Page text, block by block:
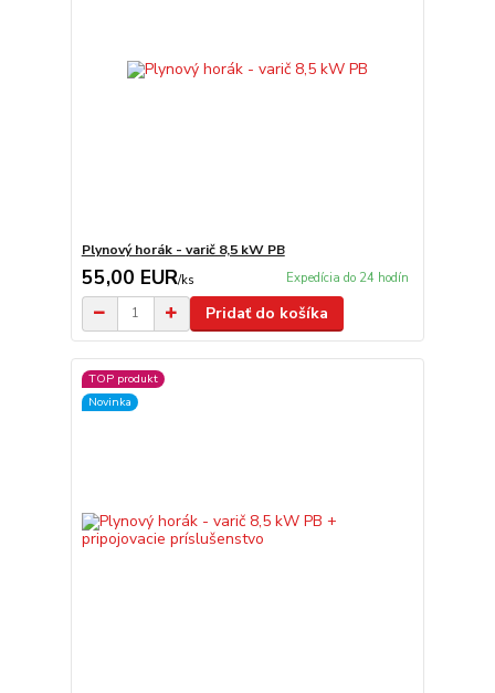
Plynový horák - varič 8,5 kW PB
55,00 EUR/ks Expedícia do 24 hodín
Pridať do košíka
TOP produkt
Novinka